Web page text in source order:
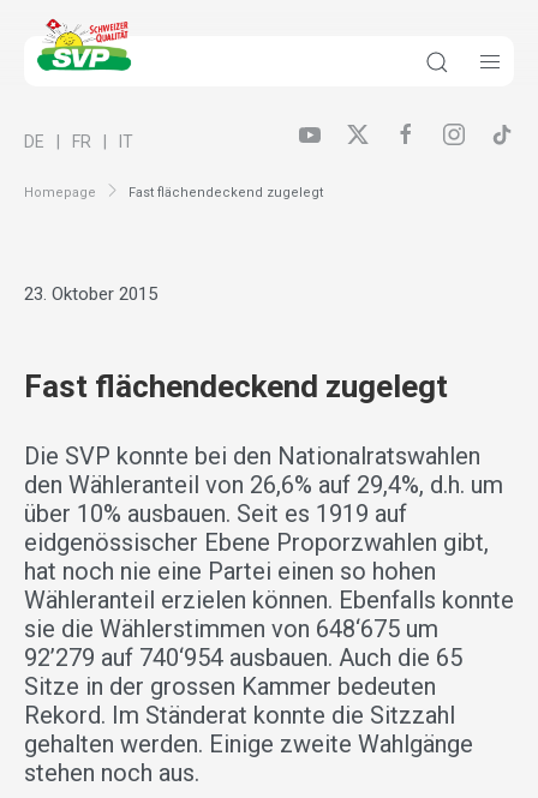
Homepage Fast flächendeckend zugelegt
DE FR IT
23. Oktober 2015
Fast flächendeckend zugelegt
Die SVP konnte bei den Nationalratswahlen
den Wähleranteil von 26,6% auf 29,4%, d.h. um
über 10% ausbauen. Seit es 1919 auf
eidgenössischer Ebene Proporzwahlen gibt,
hat noch nie eine Partei einen so hohen
Wähleranteil erzielen können. Ebenfalls konnte
sie die Wählerstimmen von 648‘675 um
92’279 auf 740‘954 ausbauen. Auch die 65
Sitze in der grossen Kammer bedeuten
Rekord. Im Ständerat konnte die Sitzzahl
gehalten werden. Einige zweite Wahlgänge
stehen noch aus.